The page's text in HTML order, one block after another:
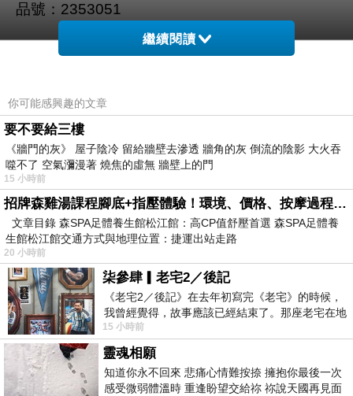
品號：2353051
滋潤,補水,鎖水,修護,舒緩
立即擦,立即有效果
保證不含類固醇
商品訊息描述:
商品訊息簡述:
繼續閱讀
你可能感興趣的文章
要不要給三樓
《牆門的灰》 屋子陰冷 留給牆壁去滲透 牆角的灰 倒流的陰影 大火吞
噬不了 空氣瀰漫著 燒焦的虛無 牆壁上的門
15 小時前
招牌森雞湯課程腳底+指壓體驗！環境、價格、按摩過程全紀錄，森SPA足體養生館松江館最新價格表
文章目錄 森SPA足體養生館松江館：高CP值舒壓首選 森SPA足體養
生館松江館交通方式與地理位置：捷運出站走路
20 小時前
柒參肆▎老宅2／後記
《老宅2／後記》在去年初寫完《老宅》的時候，
我曾經覺得，故事應該已經結束了。那座老宅在地
震中倒塌，七個人終於離開那片黑暗，
15 小時前
靈魂相願
知道你永不回來 悲痛心情難按捺 擁抱你最後一次
感受微弱體溫時 重逢盼望交給祢 祢說天國再見面